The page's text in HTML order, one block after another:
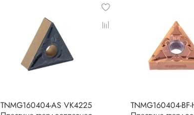
TNMG160404-AS VK4225
TNMG160404-